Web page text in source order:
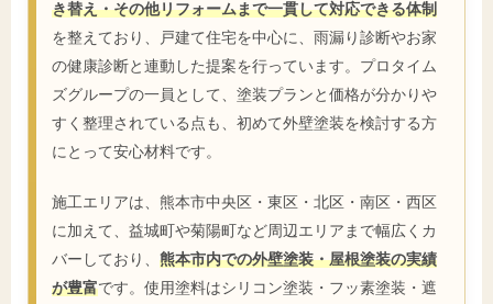
き替え・その他リフォームまで一貫して対応できる体制
を整えており、戸建て住宅を中心に、雨漏り診断やお家
の健康診断と連動した提案を行っています。プロタイム
ズグループの一員として、塗装プランと価格が分かりや
すく整理されている点も、初めて外壁塗装を検討する方
にとって安心材料です。
施工エリアは、熊本市中央区・東区・北区・南区・西区
に加えて、益城町や菊陽町など周辺エリアまで幅広くカ
バーしており、 熊本市内での外壁塗装・屋根塗装の実績
が豊富です。使用塗料はシリコン塗装・フッ素塗装・遮